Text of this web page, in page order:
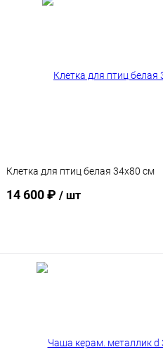
Клетка для птиц белая 34х80 см
14 600 ₽ / шт
В корзину